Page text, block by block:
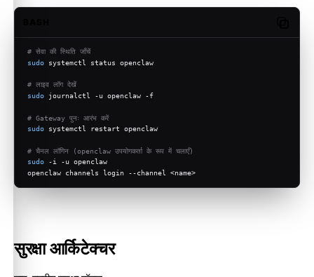
# सेवा की स्थिति जाँचें
sudo systemctl status openclaw
# लाइव लॉग देखें
sudo journalctl -u openclaw -f
# Gateway पुनः आरंभ करें
sudo systemctl restart openclaw
# चैनल लॉगिन (openclaw उपयोगकर्ता के रूप में चलाएँ)
sudo -i -u openclaw
openclaw channels login --channel <name>
सुरक्षा आर्किटेक्चर